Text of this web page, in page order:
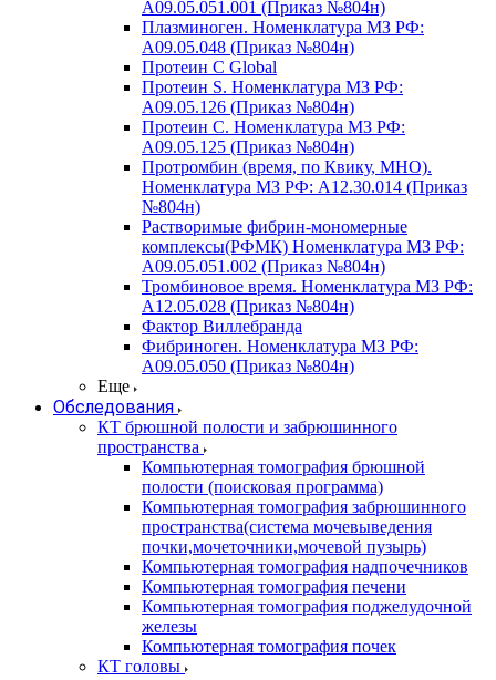
A09.05.051.001 (Приказ №804н)
Плазминоген. Номенклатура МЗ РФ:
A09.05.048 (Приказ №804н)
Протеин C Global
Протеин S. Номенклатура МЗ РФ:
A09.05.126 (Приказ №804н)
Протеин С. Номенклатура МЗ РФ:
A09.05.125 (Приказ №804н)
Протромбин (время, по Квику, МНО).
Номенклатура МЗ РФ: A12.30.014 (Приказ
№804н)
Растворимые фибрин-мономерные
комплексы(РФМК) Номенклатура МЗ РФ:
A09.05.051.002 (Приказ №804н)
Тромбиновое время. Номенклатура МЗ РФ:
A12.05.028 (Приказ №804н)
Фактор Виллебранда
Фибриноген. Номенклатура МЗ РФ:
A09.05.050 (Приказ №804н)
Еще
Обследования
КТ брюшной полости и забрюшинного
пространства
Компьютерная томография брюшной
полости (поисковая программа)
Компьютерная томография забрюшинного
пространства(система мочевыведения
почки,мочеточники,мочевой пузырь)
Компьютерная томография надпочечников
Компьютерная томография печени
Компьютерная томография поджелудочной
железы
Компьютерная томография почек
КТ головы